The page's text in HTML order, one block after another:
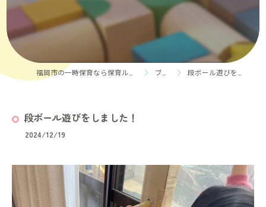
ブログ 段ボール遊びをしました！
段ボール遊びをしました！
2024/12/19